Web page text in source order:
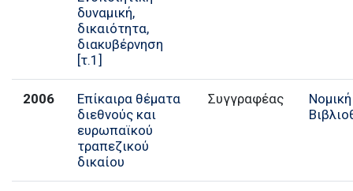
δυναμική,
δικαιότητα,
διακυβέρνηση
[τ.1]
2006
Επίκαιρα θέματα
διεθνούς και
ευρωπαϊκού
τραπεζικού
δικαίου
Συγγραφέας
Νομική